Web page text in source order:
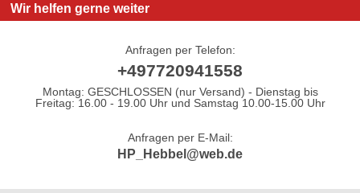
Wir helfen gerne weiter
Anfragen per Telefon:
+497720941558
Montag: GESCHLOSSEN (nur Versand) - Dienstag bis
Freitag: 16.00 - 19.00 Uhr und Samstag 10.00-15.00 Uhr
Anfragen per E-Mail:
HP_Hebbel@web.de